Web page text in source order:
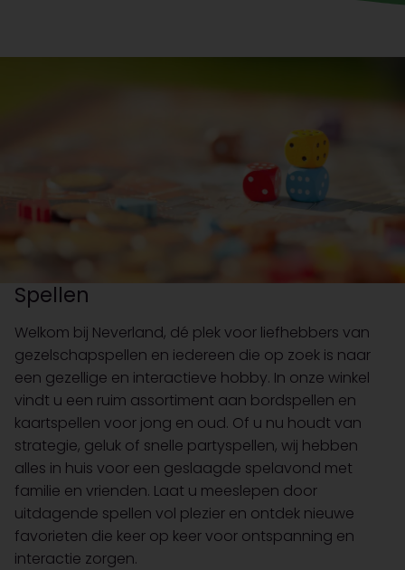
Spellen
Welkom bij Neverland, dé plek voor liefhebbers van
gezelschapspellen en iedereen die op zoek is naar
een gezellige en interactieve hobby. In onze winkel
vindt u een ruim assortiment aan bordspellen en
kaartspellen voor jong en oud. Of u nu houdt van
strategie, geluk of snelle partyspellen, wij hebben
alles in huis voor een geslaagde spelavond met
familie en vrienden. Laat u meeslepen door
uitdagende spellen vol plezier en ontdek nieuwe
favorieten die keer op keer voor ontspanning en
interactie zorgen.